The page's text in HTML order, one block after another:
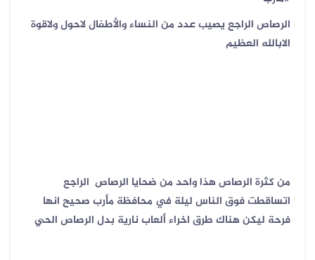
الرصاص الراجع يصيب عدد من النساء والأطفال لاحول ولاقوة
الابالله العظيم
من كثرة الرصاص هذا واحد من ضحايا الرصاص الراجع
اتساقطت فوق الناس ليلة في محافظة مأرب صحيح انها
فرحة ليكن هناك طرق اخراء ألعاب نارية بدل الرصاص الحي